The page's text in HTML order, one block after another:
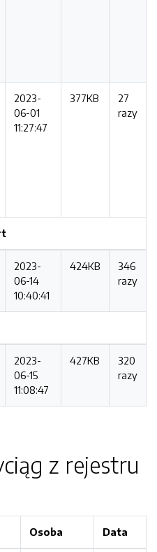
2023-
06-01
11:27:47
377KB
27
razy
2023-
06-14
10:40:41
424KB
346
razy
2023-
06-15
11:08:47
427KB
320
razy
z rejestru
Osoba Data